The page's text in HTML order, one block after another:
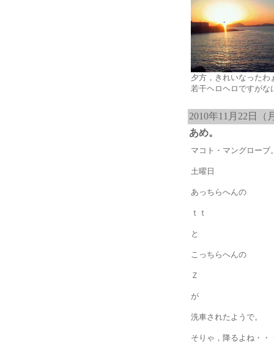
夕方，きれいなったわ
若干ヘロヘロですがな
2010年11月22日（
あめ。
マコト・マングローブ
土曜日
あっちらへんの
ｔｔ
と
こっちらへんの
Ｚ
が
洗車されたようで。
そりゃ，降るよね・・